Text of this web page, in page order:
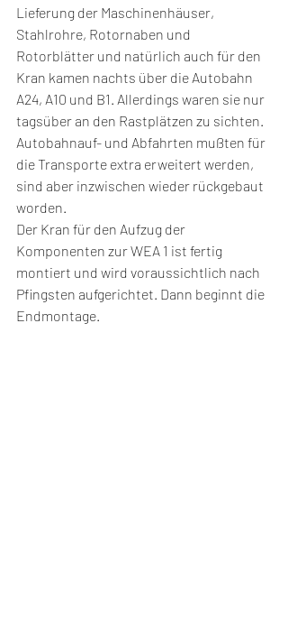
Lieferung der Maschinenhäuser,
Stahlrohre, Rotornaben und
Rotorblätter und natürlich auch für den
Kran kamen nachts über die Autobahn
A24, A10 und B1. Allerdings waren sie nur
tagsüber an den Rastplätzen zu sichten.
Autobahnauf- und Abfahrten mußten für
die Transporte extra erweitert werden,
sind aber inzwischen wieder rückgebaut
worden.
Der Kran für den Aufzug der
Komponenten zur WEA 1 ist fertig
montiert und wird voraussichtlich nach
Pfingsten aufgerichtet. Dann beginnt die
Endmontage.